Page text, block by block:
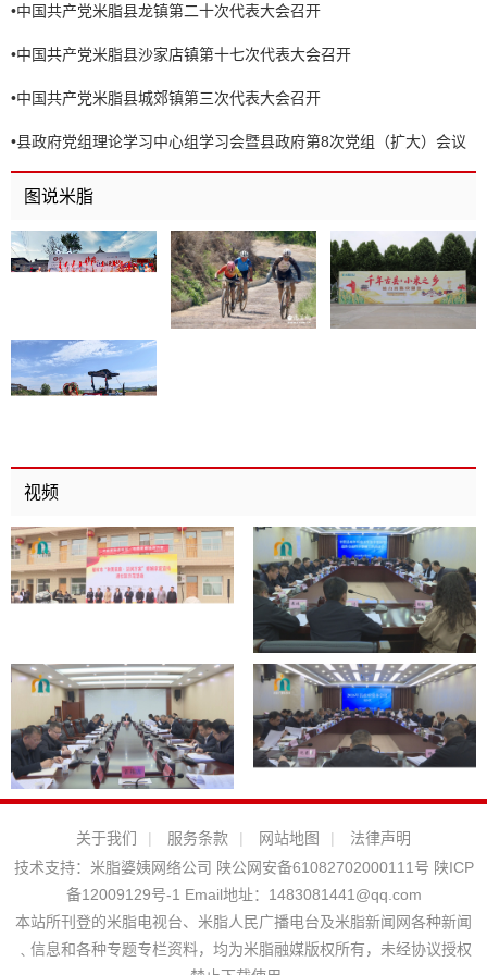
•中国共产党米脂县龙镇第二十次代表大会召开
•中国共产党米脂县沙家店镇第十七次代表大会召开
•中国共产党米脂县城郊镇第三次代表大会召开
•县政府党组理论学习中心组学习会暨县政府第8次党组（扩大）会议
召开
图说米脂
视频
关于我们 | 服务条款 | 网站地图 |
法律声明
技术支持： 米脂婆姨网络公司 陕公网安备61082702000111号 陕ICP
备12009129号-1 Email地址： 1483081441@qq.com
本站所刊登的米脂电视台、米脂人民广播电台及米脂新闻网各种新闻
﹑信息和各种专题专栏资料，均为米脂融媒版权所有，未经协议授权